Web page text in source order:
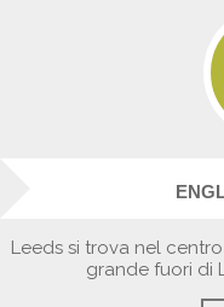
Leeds si trova nel
grande fuori di